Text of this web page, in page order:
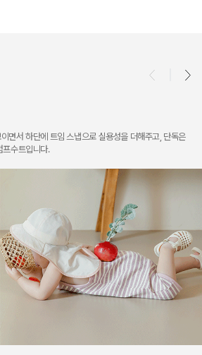
면서 하단에 트임 스냅으로 실용성을 더해주고, 단독은
프수트입니다.